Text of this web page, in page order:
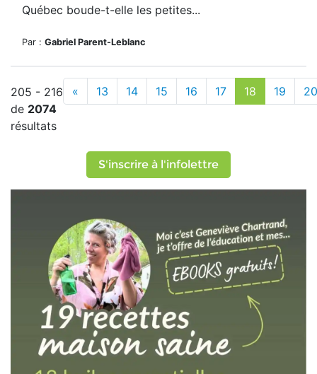
Québec boude-t-elle les petites...
Par : Gabriel Parent-Leblanc
205 - 216
de 2074
résultats
« 13 14 15 16 17 18 19 20
S'inscrire à l'infolettre